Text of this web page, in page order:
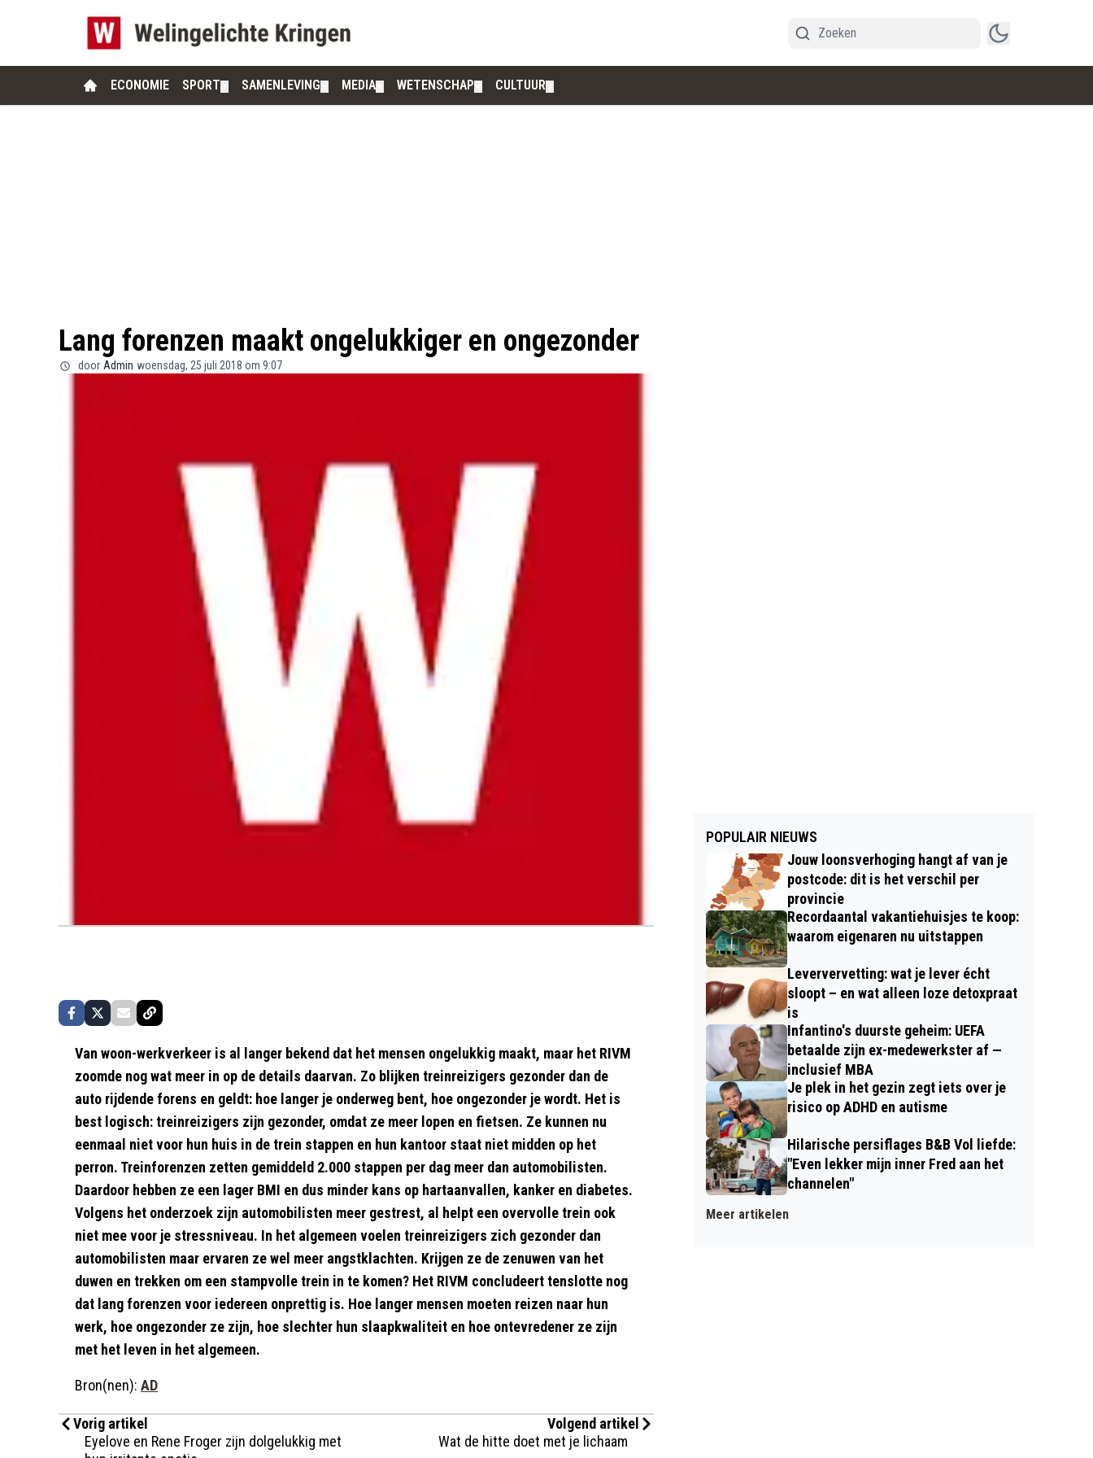
ECONOMIE SPORT SAMENLEVING MEDIA WETENSCHAP CULTUUR
Lang forenzen maakt ongelukkiger en ongezonder
door Admin woensdag, 25 juli 2018 om 9:07
Van woon-werkverkeer is al langer bekend dat het mensen ongelukkig maakt, maar het RIVM
zoomde nog wat meer in op de details daarvan. Zo blijken treinreizigers gezonder dan de
auto rijdende forens en geldt: hoe langer je onderweg bent, hoe ongezonder je wordt. Het is
best logisch: treinreizigers zijn gezonder, omdat ze meer lopen en fietsen. Ze kunnen nu
eenmaal niet voor hun huis in de trein stappen en hun kantoor staat niet midden op het
perron. Treinforenzen zetten gemiddeld 2.000 stappen per dag meer dan automobilisten.
Daardoor hebben ze een lager BMI en dus minder kans op hartaanvallen, kanker en diabetes.
Volgens het onderzoek zijn automobilisten meer gestrest, al helpt een overvolle trein ook
niet mee voor je stressniveau. In het algemeen voelen treinreizigers zich gezonder dan
automobilisten maar ervaren ze wel meer angstklachten. Krijgen ze de zenuwen van het
duwen en trekken om een stampvolle trein in te komen? Het RIVM concludeert tenslotte nog
dat lang forenzen voor iedereen onprettig is. Hoe langer mensen moeten reizen naar hun
werk, hoe ongezonder ze zijn, hoe slechter hun slaapkwaliteit en hoe ontevredener ze zijn
met het leven in het algemeen.
Bron(nen): AD
Vorig artikel
Eyelove en Rene Froger zijn dolgelukkig met
Volgend artikel
Wat de hitte doet met je lichaam
POPULAIR NIEUWS
Jouw loonsverhoging hangt af van je
postcode: dit is het verschil per
provincie
Recordaantal vakantiehuisjes te koop:
waarom eigenaren nu uitstappen
Leververvetting: wat je lever écht
sloopt – en wat alleen loze detoxpraat
is
Infantino's duurste geheim: UEFA
betaalde zijn ex-medewerkster af —
inclusief MBA
Je plek in het gezin zegt iets over je
risico op ADHD en autisme
Hilarische persiflages B&B Vol liefde:
"Even lekker mijn inner Fred aan het
channelen"
Meer artikelen